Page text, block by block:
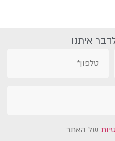
איתנו
של האתר